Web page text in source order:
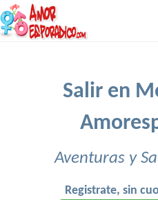
Salir en
Aventuras y
Registrate, sin